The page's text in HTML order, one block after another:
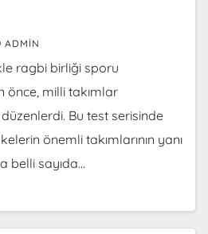
ADMIN
ragbi birliği sporu
önce, milli takımlar
Bu test serisinde
önemli takımlarının yanı
belli sayıda…